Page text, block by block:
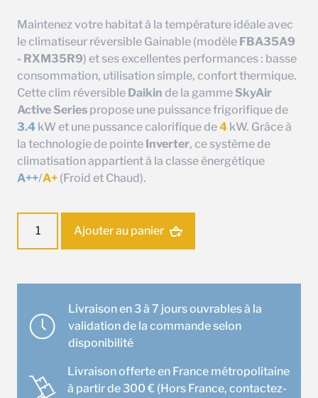
Maintenez votre habitat à la température idéale avec
le climatiseur réversible Gainable (modèle FBA35A9
- RXM35R9) et ses excellentes performances : basse
consommation, utilisation simple, confort thermique.
Cette clim réversible Daikin de la gamme SkyAir
Active Series propose une puissance frigorifique de
3.4 kW et une pussance calorifique de4 kW. Grâce à
la technologie de pointe Inverter, ce système de
climatisation appartient à la classe énergétique
A++/A+ (Froid et Chaud).
BA35A
Ajouter au panier
Livraison en 3 à 7 jours ouvrables à la
validation de la commande selon
disponibilité
Livraison offerte en France métropolitaine
à partir de 300 € (Hors France, contactez-